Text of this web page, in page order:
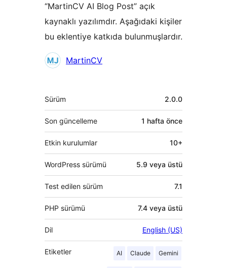
“MartinCV AI Blog Post” açık
kaynaklı yazılımdır. Aşağıdaki kişiler
bu eklentiye katkıda bulunmuşlardır.
KatkıdaMartinCV
Meta
Sürüm 2.0.0
Son güncelleme 1 hafta önce
Etkin kurulumlar 10+
WordPress sürümü 5.9 veya üstü
Test edilen sürüm 7.1
PHP sürümü 7.4 veya üstü
Dil English (US)
Etiketler AI Claude Gemini